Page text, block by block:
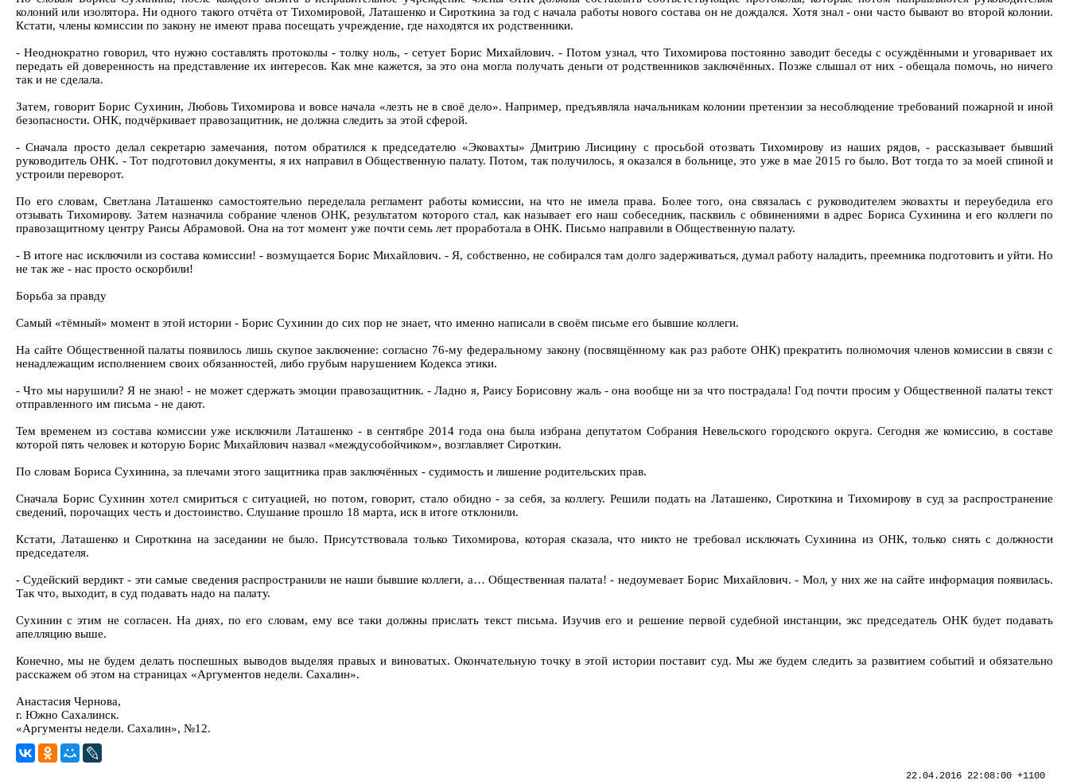
колоний или изолятора. Ни одного такого отчёта от Тихомировой, Латашенко и Сироткина за год с начала работы нового состава он не дождался. Хотя знал - они часто бывают во второй колонии.
Кстати, члены комиссии по закону не имеют права посещать учреждение, где находятся их родственники.
- Неоднократно говорил, что нужно составлять протоколы - толку ноль, - сетует Борис Михайлович. - Потом узнал, что Тихомирова постоянно заводит беседы с осуждёнными и уговаривает их
передать ей доверенность на представление их интересов. Как мне кажется, за это она могла получать деньги от родственников заключённых. Позже слышал от них - обещала помочь, но ничего
так и не сделала.
Затем, говорит Борис Сухинин, Любовь Тихомирова и вовсе начала «лезть не в своё дело». Например, предъявляла начальникам колонии претензии за несоблюдение требований пожарной и иной
безопасности. ОНК, подчёркивает правозащитник, не должна следить за этой сферой.
- Сначала просто делал секретарю замечания, потом обратился к председателю «Эковахты» Дмитрию Лисицину с просьбой отозвать Тихомирову из наших рядов, - рассказывает бывший
руководитель ОНК. - Тот подготовил документы, я их направил в Общественную палату. Потом, так получилось, я оказался в больнице, это уже в мае 2015 го было. Вот тогда то за моей спиной и
устроили переворот.
По его словам, Светлана Латашенко самостоятельно переделала регламент работы комиссии, на что не имела права. Более того, она связалась с руководителем эковахты и переубедила его
отзывать Тихомирову. Затем назначила собрание членов ОНК, результатом которого стал, как называет его наш собеседник, пасквиль с обвинениями в адрес Бориса Сухинина и его коллеги по
правозащитному центру Раисы Абрамовой. Она на тот момент уже почти семь лет проработала в ОНК. Письмо направили в Общественную палату.
- В итоге нас исключили из состава комиссии! - возмущается Борис Михайлович. - Я, собственно, не собирался там долго задерживаться, думал работу наладить, преемника подготовить и уйти. Но
не так же - нас просто оскорбили!
Борьба за правду
Самый «тёмный» момент в этой истории - Борис Сухинин до сих пор не знает, что именно написали в своём письме его бывшие коллеги.
На сайте Общественной палаты появилось лишь скупое заключение: согласно 76-му федеральному закону (посвящённому как раз работе ОНК) прекратить полномочия членов комиссии в связи с
ненадлежащим исполнением своих обязанностей, либо грубым нарушением Кодекса этики.
- Что мы нарушили? Я не знаю! - не может сдержать эмоции правозащитник. - Ладно я, Раису Борисовну жаль - она вообще ни за что пострадала! Год почти просим у Общественной палаты текст
отправленного им письма - не дают.
Тем временем из состава комиссии уже исключили Латашенко - в сентябре 2014 года она была избрана депутатом Собрания Невельского городского округа. Сегодня же комиссию, в составе
которой пять человек и которую Борис Михайлович назвал «междусобойчиком», возглавляет Сироткин.
По словам Бориса Сухинина, за плечами этого защитника прав заключённых - судимость и лишение родительских прав.
Сначала Борис Сухинин хотел смириться с ситуацией, но потом, говорит, стало обидно - за себя, за коллегу. Решили подать на Латашенко, Сироткина и Тихомирову в суд за распространение
сведений, порочащих честь и достоинство. Слушание прошло 18 марта, иск в итоге отклонили.
Кстати, Латашенко и Сироткина на заседании не было. Присутствовала только Тихомирова, которая сказала, что никто не требовал исключать Сухинина из ОНК, только снять с должности
председателя.
- Судейский вердикт - эти самые сведения распространили не наши бывшие коллеги, а… Общественная палата! - недоумевает Борис Михайлович. - Мол, у них же на сайте информация появилась.
Так что, выходит, в суд подавать надо на палату.
Сухинин с этим не согласен. На днях, по его словам, ему все таки должны прислать текст письма. Изучив его и решение первой судебной инстанции, экс председатель ОНК будет подавать
апелляцию выше.
Конечно, мы не будем делать поспешных выводов выделяя правых и виноватых. Окончательную точку в этой истории поставит суд. Мы же будем следить за развитием событий и обязательно
расскажем об этом на страницах «Аргументов недели. Сахалин».
Анастасия Чернова,
г. Южно Сахалинск.
«Аргументы недели. Сахалин», №12.
22.04.2016 22:08:00 +1100